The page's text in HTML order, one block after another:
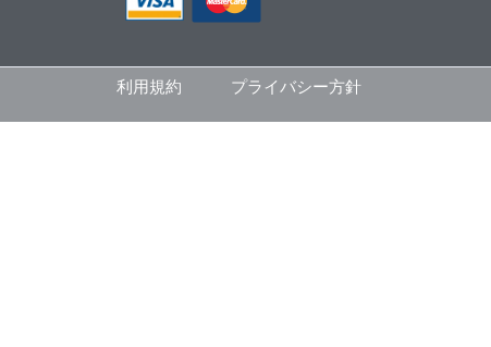
利用規約 プライバシー方針